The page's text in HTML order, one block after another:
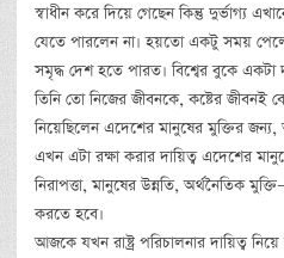
স্বাধীন করে দিয়ে গেছেন কিন্তু দুর্ভাগ্য
যেতে পারলেন না। হয়তো একটু সময়
সমৃদ্ধ দেশ হতে পারত। বিশ্বের বুকে একটা
তিনি তো নিজের জীবনকে, কষ্টের জীবনই
নিয়েছিলেন এদেশের মানুষের মুক্তির
এখন এটা রক্ষা করার দায়িত্ব এদেশের
নিরাপত্তা, মানুষের উন্নতি, অর্থনৈতিক
করতে হবে।
আজকে যখন রাষ্ট্র পরিচালনার দায়িত্ব